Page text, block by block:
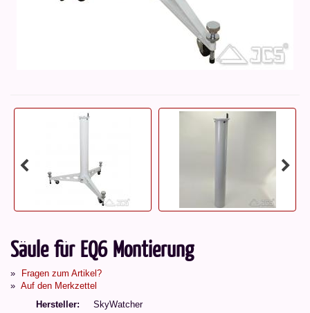
Säule für EQ6 Montierung
Fragen zum Artikel?
Auf den Merkzettel
Hersteller
SkyWatcher